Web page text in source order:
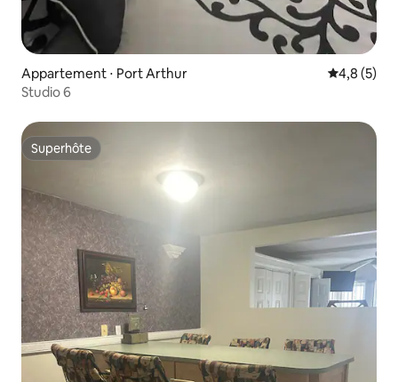
Appartement ⋅ Port Arthur Évaluation
4,8 (5)
Studio 6
Superhôte
Superhôte